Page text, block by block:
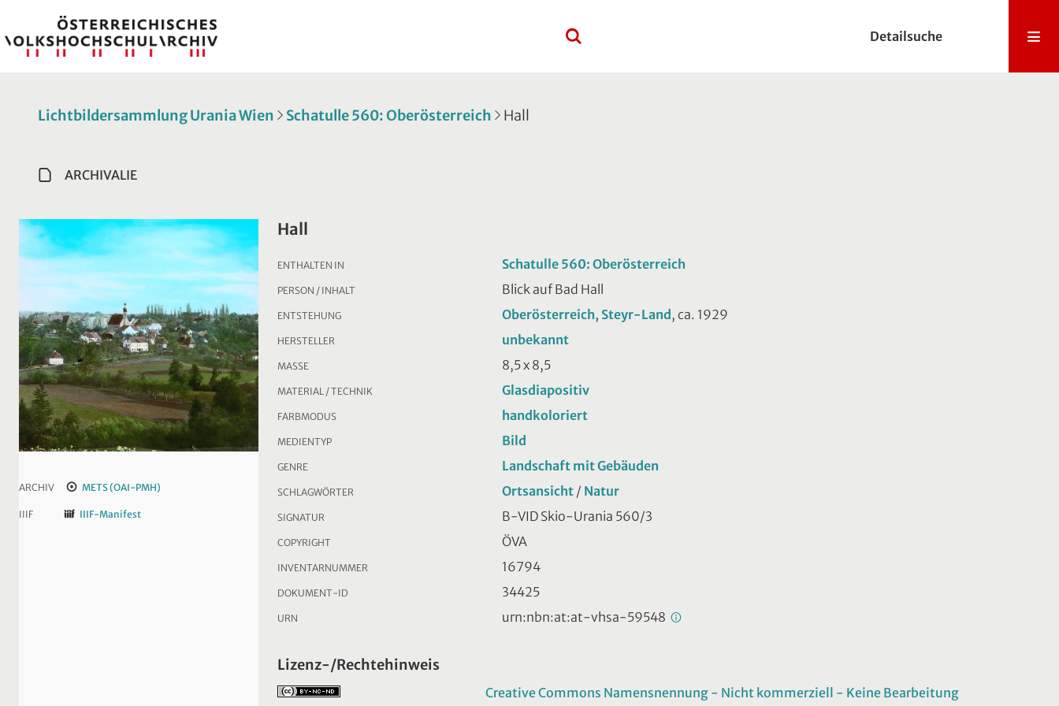
Detailsuche
Lichtbildersammlung Urania Wien Schatulle 560: Oberösterreich Hall
ARCHIVALIE
ARCHIV METS (OAI-PMH)
IIIF IIIF-Manifest
Hall
ENTHALTEN IN Schatulle 560: Oberösterreich
PERSON / INHALT Blick auf Bad Hall
ENTSTEHUNG Oberösterreich, Steyr-Land, ca. 1929
HERSTELLER unbekannt
MASSE 8,5 x 8,5
MATERIAL / TECHNIK Glasdiapositiv
FARBMODUS handkoloriert
MEDIENTYP Bild
GENRE Landschaft mit Gebäuden
SCHLAGWÖRTER Ortsansicht / Natur
SIGNATUR B-VID Skio-Urania 560/3
COPYRIGHT ÖVA
INVENTARNUMMER 16794
DOKUMENT-ID 34425
URN urn:nbn:at:at-vhsa-59548
Lizenz-/Rechtehinweis
Creative Commons Namensnennung - Nicht kommerziell - Keine Bearbeitung